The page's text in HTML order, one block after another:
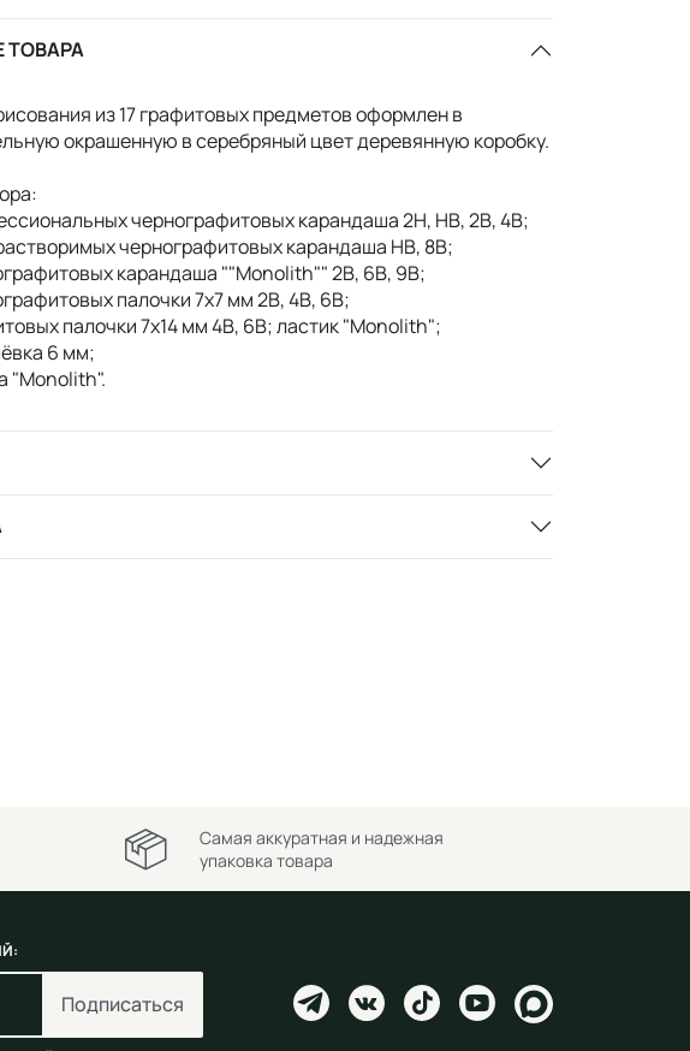
ТОВАРА
из 17 графитовых предметов оформлен в
окрашенную в серебряный цвет деревянную коробку.
чернографитовых карандаша 2H, HB, 2B, 4B;
чернографитовых карандаша HB, 8B;
карандаша ""Monolith"" 2B, 6B, 9B;
палочки 7x7 мм 2B, 4B, 6B;
палочки 7x14 мм 4B, 6B; ластик "Monolith";
6 мм;
"Monolith".
Самая аккуратная и надежная
упаковка товара
Подписаться